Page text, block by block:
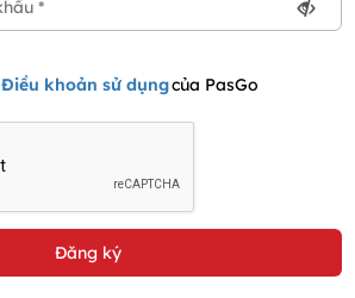
Điều khoản sử dụngcủa PasGo